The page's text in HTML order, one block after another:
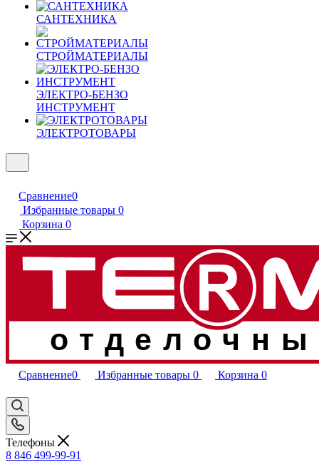
САНТЕХНИКА
СТРОЙМАТЕРИАЛЫ
ЭЛЕКТРО-БЕНЗО
ИНСТРУМЕНТ
ЭЛЕКТРОТОВАРЫ
Сравнение0
Избранные товары 0
Корзина 0
Сравнение0 Избранные товары 0 Корзина 0
Телефоны
8 846 499-99-91